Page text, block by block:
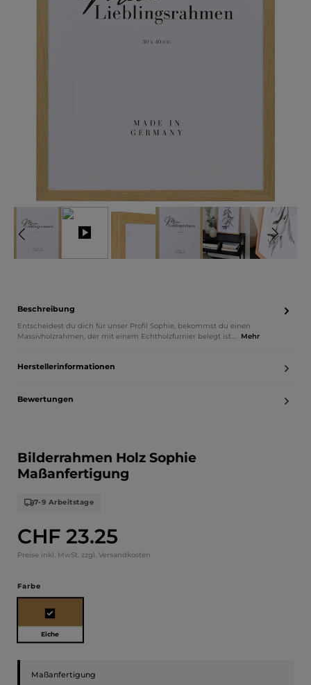
Beschreibung
Entscheidest du dich für unser Profil Sophie, bekommst du einen
Massivholzrahmen, der mit einem Echtholzfurnier belegt ist.… Mehr
Herstellerinformationen
Bewertungen
Bilderrahmen Holz Sophie
Maßanfertigung
Regulärer Preis:
CHF 23.25
Preise inkl. MwSt. zzgl. Versandkosten
7-9 Arbeitstage
Farbeauswählen
Eiche
Maßanfertigung